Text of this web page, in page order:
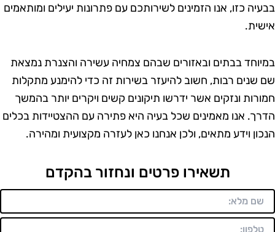
כזו, אנו הזמינים לשירותכם עם פתרונות יעילים ומותאמים
בבתים ובאזורים שבהם צמחיה עשירה והצנרת נמצאת
רבות, חשוב להיעזר בשירות זה כדי להימנע מתקלות
ונזקים אשר ידרשו תיקונים קשים ויקרים יותר בהמשך
אנו מאמינים שכל בעיה היא פתירה עם ההצטיידות בכלים
וידע מתאים, ולכן אנחנו כאן לעזרה מקצועית ומהירה.
תשאירו פרטים ונחזור בהקדם